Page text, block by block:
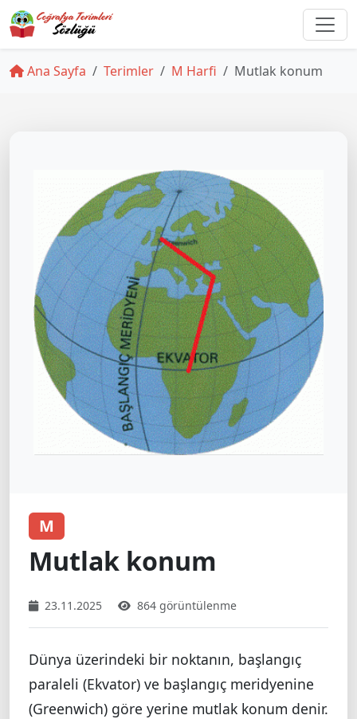
Ana Sayfa Terimler M Harfi Mutlak konum
M
Mutlak konum
23.11.2025 864 görüntülenme
Dünya üzerindeki bir noktanın, başlangıç
paraleli (Ekvator) ve başlangıç meridyenine
(Greenwich) göre yerine mutlak konum denir.